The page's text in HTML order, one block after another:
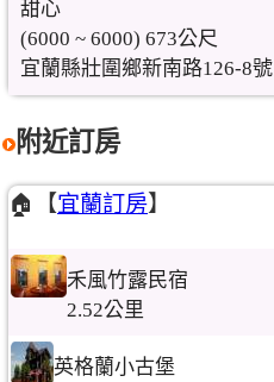
甜心
(6000 ~ 6000) 673公尺
宜蘭縣壯圍鄉新南路126-8號
附近訂房
🏠【宜蘭訂房】
禾風竹露民宿
2.52公里
英格蘭小古堡